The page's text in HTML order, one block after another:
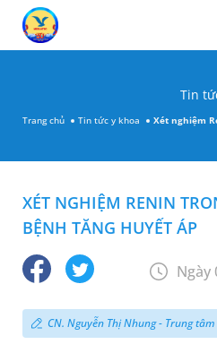
Tin
Trang chủ Tin tức y khoa Xét nghiệm
XÉT NGHIỆM RENIN
BỆNH TĂNG HUYẾT ÁP
Ngày
CN. Nguyễn Thị Nhung - Trung